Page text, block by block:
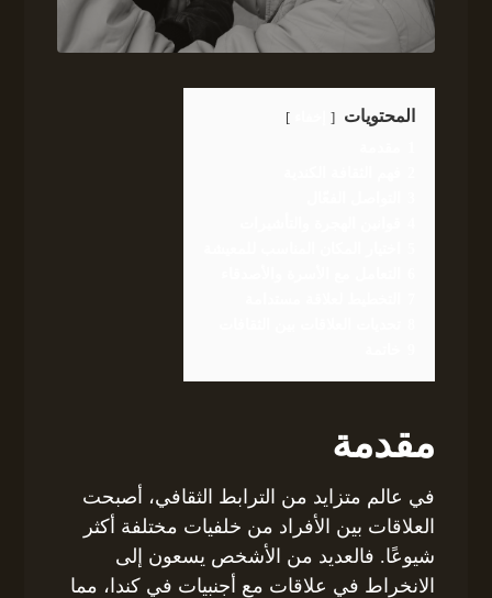
المحتويات
مقدمة
في عالم متزايد من الترابط الثقافي، أصبحت
العلاقات بين الأفراد من خلفيات مختلفة أكثر
شيوعًا. فالعديد من الأشخص يسعون إلى
الانخراط في علاقات مع أجنبيات في كندا، مما